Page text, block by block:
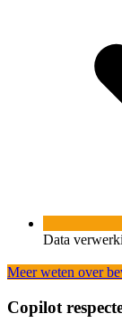
Data
Meer weten over
Copilot